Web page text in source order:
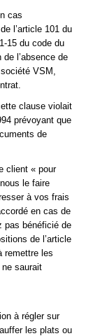
cas
l’article 101 du
15 du code du
l’absence de
VSM,
clause violait
prévoyant que
de
client « pour
le faire
à vos frais
en cas de
pas bénéficié de
de l’article
remettre les
saurait
à régler sur
les plats ou